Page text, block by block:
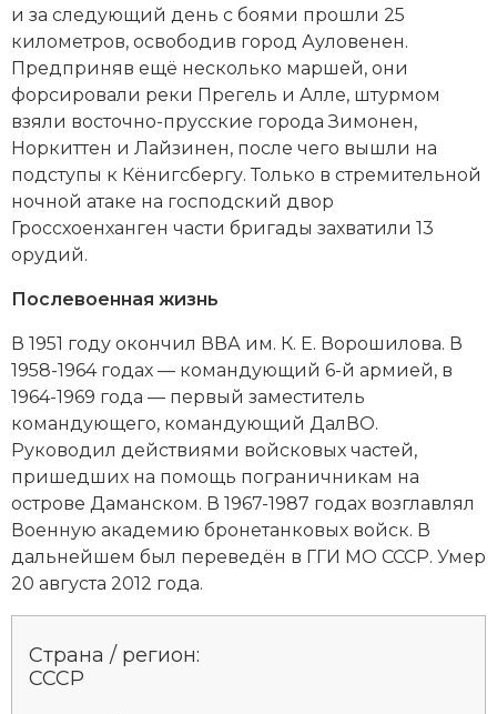
и за следующий день с боями прошли 25
километров, освободив город Ауловенен.
Предприняв ещё несколько маршей, они
форсировали реки Прегель и Алле, штурмом
взяли восточно-прусские города Зимонен,
Норкиттен и Лайзинен, после чего вышли на
подступы к Кёнигсбергу. Только в стремительной
ночной атаке на господский двор
Гроссхоенханген части бригады захватили 13
орудий.
Послевоенная жизнь
В 1951 году окончил ВВА им. К. Е. Ворошилова. В
1958-1964 годах — командующий 6-й армией, в
1964-1969 года — первый заместитель
командующего, командующий ДалВО.
Руководил действиями войсковых частей,
пришедших на помощь пограничникам на
острове Даманском. В 1967-1987 годах возглавлял
Военную академию бронетанковых войск. В
дальнейшем был переведён в ГГИ МО СССР. Умер
20 августа 2012 года.
Страна / регион:
СССР